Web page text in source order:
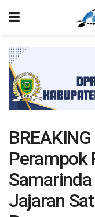
Perampok
Jajaran